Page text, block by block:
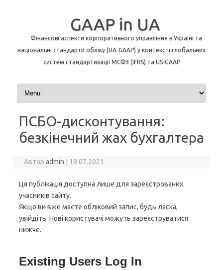
GAAP in UA
Фінансові аспекти корпоративного управління в Україні та
національні стандарти обліку (UA-GAAP) у контексті глобальних
систем стандартизації МСФЗ (IFRS) та US-GAAP
Перейти до контенту
ПСБО-дисконтування:
безкінечний жах бухгалтера
Авторadmin 19.07.2021
Ця публікація доступна лише для зареєстрованих
учасників сайту.
Якщо ви вже маєте обліковий запис, будь ласка,
увійдіть. Нові користувачі можуть зареєструватися
нижче.
Existing Users Log In